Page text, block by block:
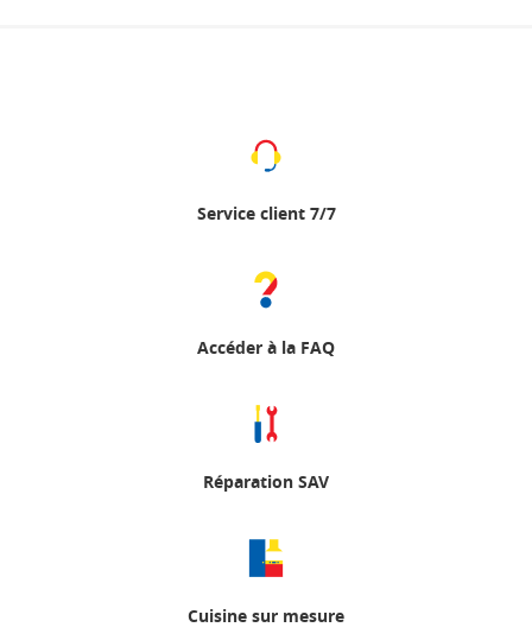
Service client 7/7
Accéder à la FAQ
Réparation SAV
Cuisine sur mesure